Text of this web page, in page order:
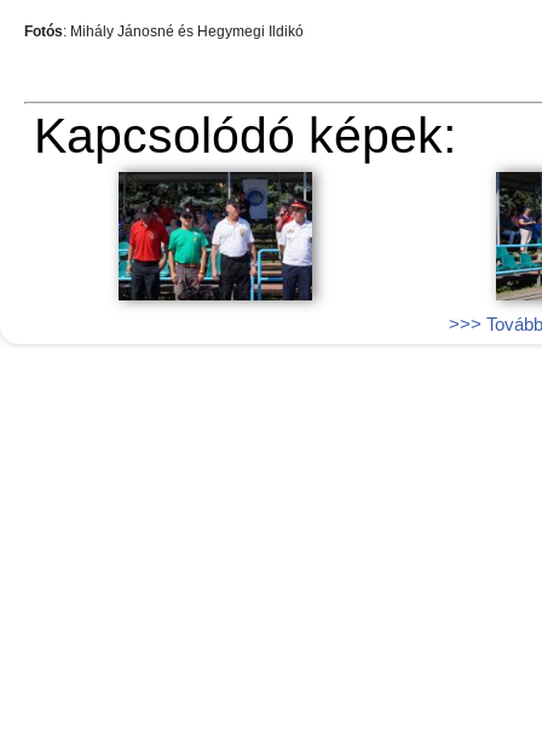
Fotós: Mihály Jánosné és Hegymegi Ildikó
Kapcsolódó képek:
>>>